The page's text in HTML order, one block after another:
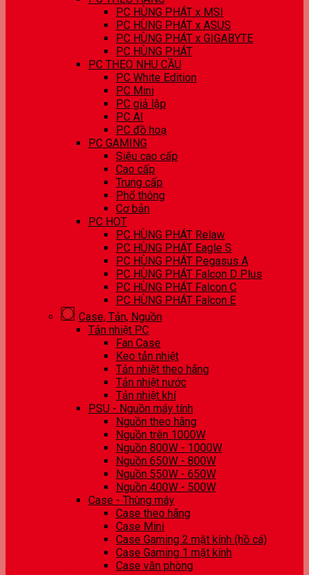
PC HÙNG PHÁT x MSI
PC HÙNG PHÁT x ASUS
PC HÙNG PHÁT x GIGABYTE
PC HÙNG PHÁT
PC THEO NHU CẦU
PC White Edition
PC Mini
PC giả lập
PC AI
PC đồ hoạ
PC GAMING
Siêu cao cấp
Cao cấp
Trung cấp
Phổ thông
Cơ bản
PC HOT
PC HÙNG PHÁT Relaw
PC HÙNG PHÁT Eagle S
PC HÙNG PHÁT Pegasus A
PC HÙNG PHÁT Falcon D Plus
PC HÙNG PHÁT Falcon C
PC HÙNG PHÁT Falcon E
Case, Tản, Nguồn
Tản nhiệt PC
Fan Case
Keo tản nhiệt
Tản nhiệt theo hãng
Tản nhiệt nước
Tản nhiệt khí
PSU - Nguồn máy tính
Nguồn theo hãng
Nguồn trên 1000W
Nguồn 800W - 1000W
Nguồn 650W - 800W
Nguồn 550W - 650W
Nguồn 400W - 500W
Case - Thùng máy
Case theo hãng
Case Mini
Case Gaming 2 mặt kính (hồ cá)
Case Gaming 1 mặt kính
Case văn phòng